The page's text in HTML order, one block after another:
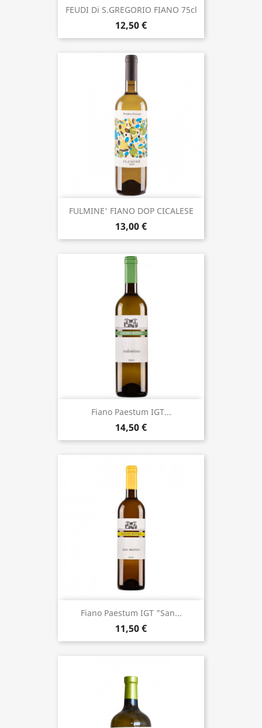
FEUDI Di S.GREGORIO FIANO 75cl
12,50 €
FULMINE' FIANO DOP CICALESE
13,00 €
Fiano Paestum IGT...
14,50 €
Fiano Paestum IGT "San...
11,50 €